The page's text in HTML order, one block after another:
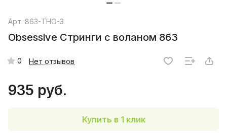
Арт. 863-THO-3
Obsessive Стринги с воланом 863
0 Нет отзывов
935 руб.
Купить в 1 клик